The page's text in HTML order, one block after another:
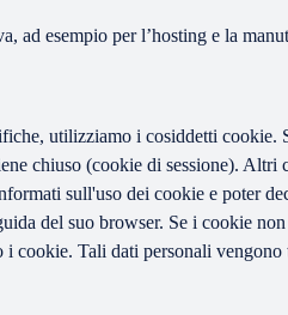
ad esempio per l’hosting e la
utilizziamo i cosiddetti
chiuso (cookie di sessione).
sull'uso dei cookie e poter
del suo browser. Se i cookie
cookie. Tali dati personali